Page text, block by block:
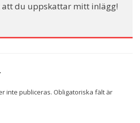
att du uppskattar mitt inlägg!
inte publiceras. Obligatoriska fält är